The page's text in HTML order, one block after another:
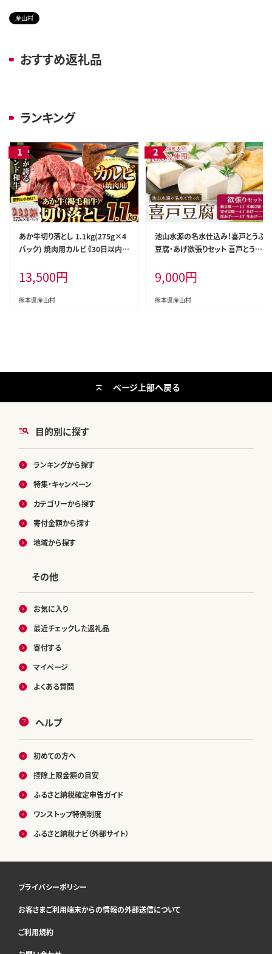
産山村
おすすめ返礼品
ランキング
あか牛切り落とし 1.1kg(275g×4
パック) 焼肉用カルビ 《30日以内に
り落とし 国産牛 切落とし ブランド
牛 スライス 焼肉 小分け---ubuya
ma_lcl_547_1100g---
13,500円
熊本県産山村
池山水源の名水仕込み！喜戸とうふ
豆腐・あげ欲張りセット 喜戸とうふ
く)》熊本県 阿蘇郡 産山村 とうふ
豆腐 喜戸豆腐 寄せ豆腐 絹豆腐 木
綿豆腐 厚あげ あげ 生あげ ギフト
9,000円
熊本県産山村
目的別に探す
ランキングから探す
特集・キャンペーン
カテゴリーから探す
寄付金額から探す
地域から探す
その他
お気に入り
最近チェックした返礼品
寄付する
マイページ
よくある質問
ヘルプ
初めての方へ
控除上限金額の目安
ふるさと納税確定申告ガイド
ワンストップ特例制度
ふるさと納税ナビ（外部サイト）
ページ上部へ戻る
プライバシーポリシー
お客さまご利用端末からの情報の外部送信について
ご利用規約